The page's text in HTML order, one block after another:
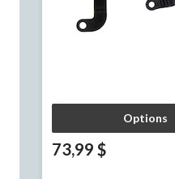
Options
73,99 $